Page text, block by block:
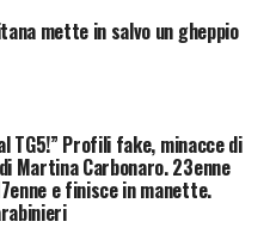
mette in salvo un gheppio
TG5!” Profili fake, minacce di
Martina Carbonaro. 23enne
e finisce in manette.